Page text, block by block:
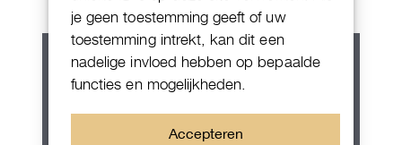
je geen toestemming geeft of uw
toestemming intrekt, kan dit een
nadelige invloed hebben op bepaalde
functies en mogelijkheden.
Accepteren